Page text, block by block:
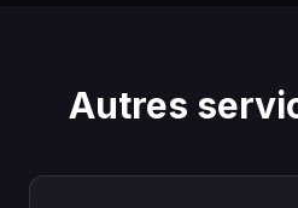
Autres